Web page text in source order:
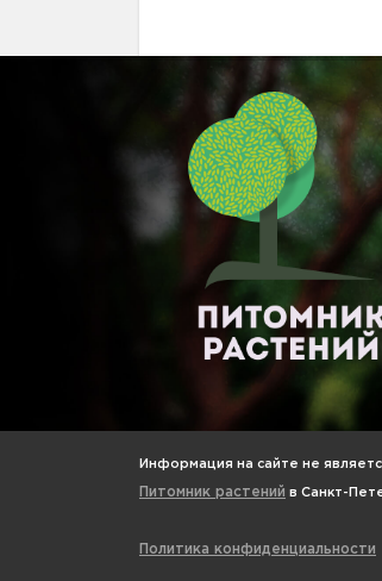
Информация на сайте не
Питомник растений в Санкт-
Политика конфиденциальности